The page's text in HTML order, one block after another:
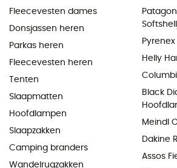
Fleecevesten dames
Donsjassen heren
Parkas heren
Fleecevesten heren
Tenten
Slaapmatten
Hoofdlampen
Slaapzakken
Camping branders
Wandelrugzakken
Helly
Black
Meindl
Dakine
Assos